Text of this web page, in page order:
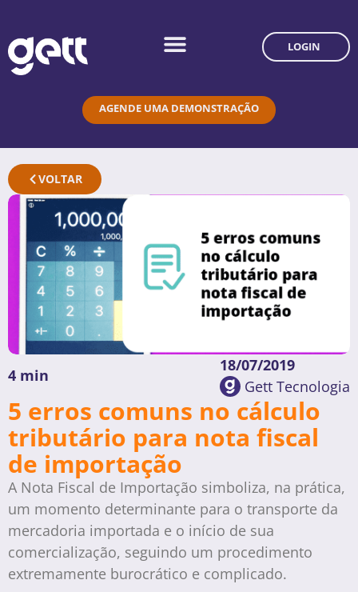
LOGIN
AGENDE UMA DEMONSTRAÇÃO
VOLTAR
4 min
18/07/2019
Gett Tecnologia
5 erros comuns no cálculo
tributário para nota fiscal
de importação
A Nota Fiscal de Importação simboliza, na prática,
um momento determinante para o transporte da
mercadoria importada e o início de sua
comercialização, seguindo um procedimento
extremamente burocrático e complicado.